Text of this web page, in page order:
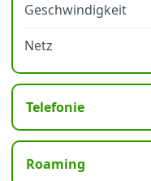
Geschwindigkeit
Netz
Telefonie
Roaming